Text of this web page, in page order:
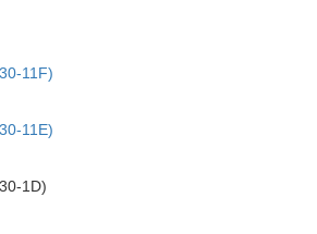
11F)
11E)
1D)